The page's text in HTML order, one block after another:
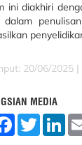
ini diakhiri
dalam
20/06/2025 |
MEDIA
F
T
w
L